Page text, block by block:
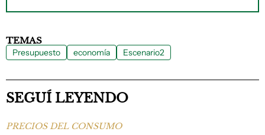
TEMAS
Presupuesto economía Escenario2
SEGUÍ LEYENDO
PRECIOS DEL CONSUMO